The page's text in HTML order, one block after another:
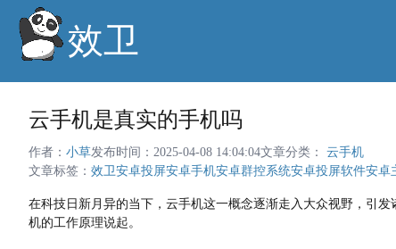
效卫
云手机是真实的手机吗
作者： 小草发布时间：2025-04-08 14:04:04文章分类： 云手机
文章标签： 效卫安卓投屏安卓手机安卓群控系统安卓投屏软件安卓
在科技日新月异的当下，云手机这一概念逐渐走入大众视野，引
机的工作原理说起。